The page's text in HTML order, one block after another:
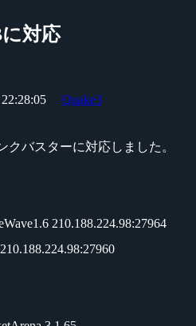
対応
Quake3
クバスターに対応しました。
210.188.224.98:27964